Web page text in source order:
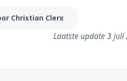
Christian Clerx
Laatste update 3 juli